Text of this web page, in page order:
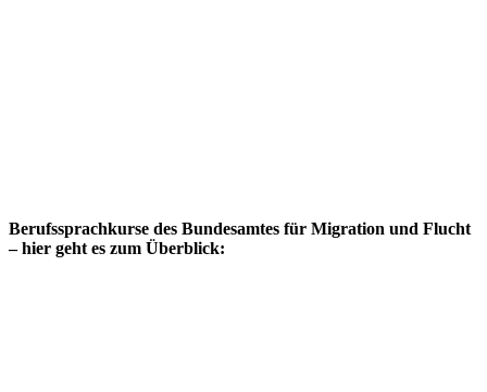
Berufssprachkurse des Bundesamtes für Migration und Flucht
– hier geht es zum Überblick: